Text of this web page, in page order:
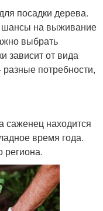
посадки дерева.
шансы на выживание
выбрать
зависит от вида
потребности,
саженец находится
время года.
региона.